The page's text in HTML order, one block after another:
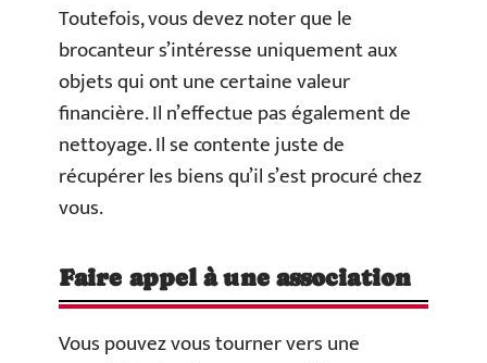
Toutefois, vous devez noter que le
brocanteur s’intéresse uniquement aux
objets qui ont une certaine valeur
financière. Il n’effectue pas également de
nettoyage. Il se contente juste de
récupérer les biens qu’il s’est procuré chez
vous.
Faire appel à une association
Vous pouvez vous tourner vers une